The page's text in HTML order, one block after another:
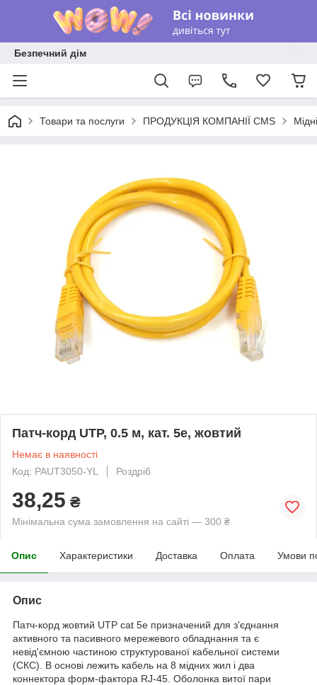
Безпечний дім
Товари та послуги ПРОДУКЦІЯ КОМПАНІЇ CMS
Патч-корд UTP, 0.5 м, кат. 5e, жовтий
Немає в наявності
Код: PAUT3050-YL
Роздріб
38,25 ₴
Мінімальна сума замовлення на сайті — 300 ₴
Опис Характеристики Доставка Оплата Умови
Опис
Патч-корд жовтий UTP cat 5e призначений для з'єднання
активного та пасивного мережевого обладнання та є
невід'ємною частиною структурованої кабельної системи
(СКС). В основі лежить кабель на 8 мідних жил і два
коннектора форм-фактора RJ-45. Оболонка витої пари